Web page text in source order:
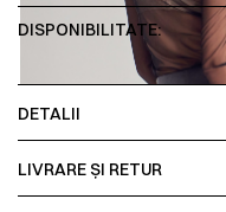
DISPONIBILITATE:
DETALII
LIVRARE ȘI RETUR